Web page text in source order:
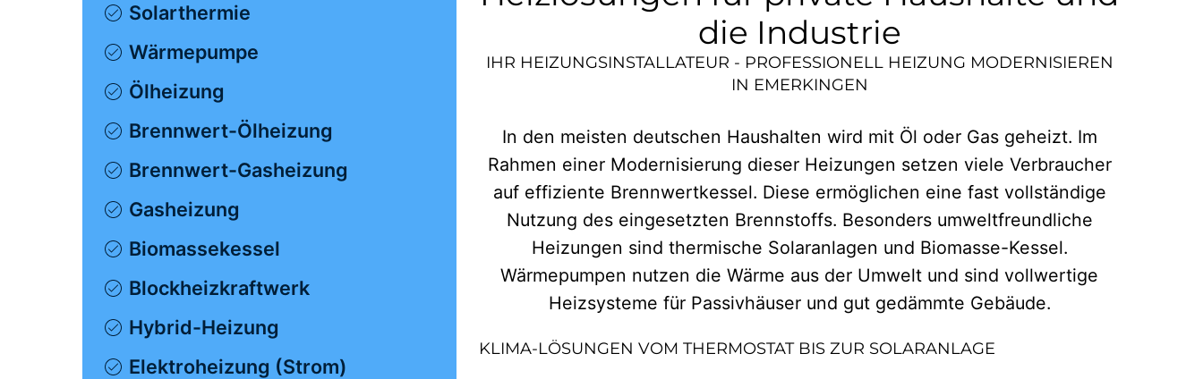
Solarthermie
Wärmepumpe
Ölheizung
Brennwert-Ölheizung
Brennwert-Gasheizung
Gasheizung
Biomassekessel
Blockheizkraftwerk
Hybrid-Heizung
Elektroheizung (Strom)
die Industrie
IHR HEIZUNGSINSTALLATEUR - PROFESSIONELL HEIZUNG MODERNISIEREN
IN EMERKINGEN
In den meisten deutschen Haushalten wird mit Öl oder Gas geheizt. Im
Rahmen einer Modernisierung dieser Heizungen setzen viele Verbraucher
auf effiziente Brennwertkessel. Diese ermöglichen eine fast vollständige
Nutzung des eingesetzten Brennstoffs. Besonders umweltfreundliche
Heizungen sind thermische Solaranlagen und Biomasse-Kessel.
Wärmepumpen nutzen die Wärme aus der Umwelt und sind vollwertige
Heizsysteme für Passivhäuser und gut gedämmte Gebäude.
KLIMA-LÖSUNGEN VOM THERMOSTAT BIS ZUR SOLARANLAGE